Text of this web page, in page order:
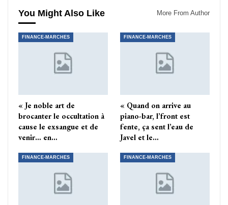
You Might Also Like More From Author
FINANCE-MARCHES
« Je noble art de
brocanter le occultation à
cause le exsangue et de
venir… en…
FINANCE-MARCHES
« Quand on arrive au
piano-bar, l’front est
fente, ça sent l’eau de
Javel et le…
FINANCE-MARCHES FINANCE-MARCHES